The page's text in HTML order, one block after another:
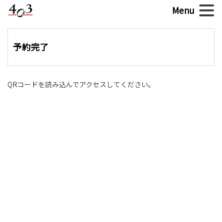
予約完了
QRコードを読み込んでアクセスしてください。